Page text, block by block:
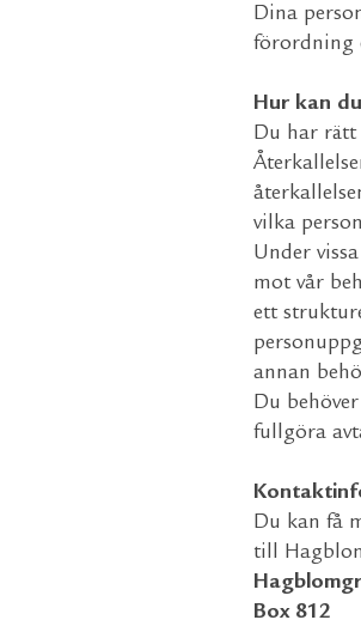
Dina
förordning
Hur kan
Du har rätt
vilka
Under
mot vår
ett
annan
Du
fullgöra
Du kan få
till
Box 812